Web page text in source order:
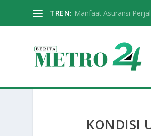
TREN: Manfaat Asuransi
KONDISI